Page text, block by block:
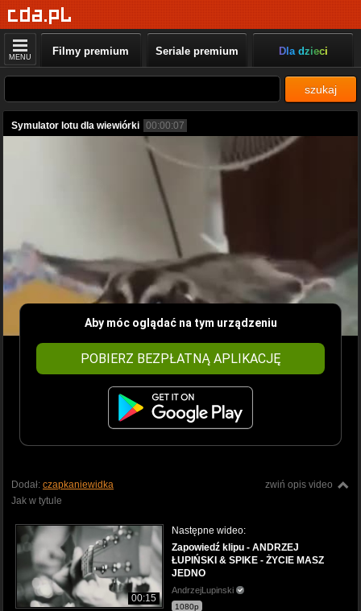
MENU Filmy premium Seriale premium Dla dzieci
szukaj
Symulator lotu dla wiewiórki 00:00:07
Aby móc oglądać na tym urządzeniu
POBIERZ BEZPŁATNĄ APLIKACJĘ
zwiń opis video
Dodał: czapkaniewidka
Jak w tytule
00:15
Następne wideo:
Zapowiedź klipu - ANDRZEJ
ŁUPIŃSKI & SPIKE - ŻYCIE MASZ
JEDNO
AndrzejLupinski
1080p